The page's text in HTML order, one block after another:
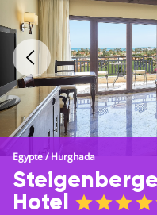
Egypte/Hurghada
Hotel